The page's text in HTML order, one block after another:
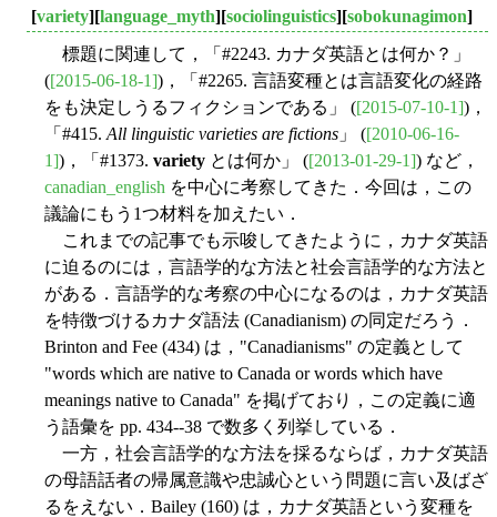
[variety][language_myth][sociolinguistics][sobokunagimon]
標題に関連して，「#2243. カナダ英語とは何か？」
([2015-06-18-1])，「#2265. 言語変種とは言語変化の経路
をも決定しうるフィクションである」 ([2015-07-10-1])，
「#415. All linguistic varieties are fictions 」 ([2010-06-16-
1])，「#1373. variety とは何か」 ([2013-01-29-1]) など，
canadian_english を中心に考察してきた．今回は，この
議論にもう1つ材料を加えたい．
これまでの記事でも示唆してきたように，カナダ英語
に迫るのには，言語学的な方法と社会言語学的な方法と
がある．言語学的な考察の中心になるのは，カナダ英語
を特徴づけるカナダ語法 (Canadianism) の同定だろう．
Brinton and Fee (434) は，"Canadianisms" の定義として
"words which are native to Canada or words which have
meanings native to Canada" を掲げており，この定義に適
う語彙を pp. 434--38 で数多く列挙している．
一方，社会言語学的な方法を採るならば，カナダ英語
の母語話者の帰属意識や忠誠心という問題に言い及ばざ
るをえない．Bailey (160) は，カナダ英語という変種を